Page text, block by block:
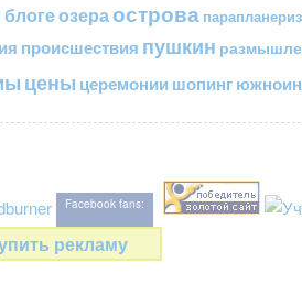
озераострова
происшествия пушкин
цены церемонии шопинг
Facebook fans:
рекламу